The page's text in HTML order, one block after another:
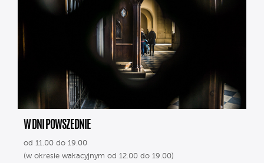
W DNI POWSZEDNIE
od 11.00 do 19.00
(w okresie wakacyjnym od 12.00 do 19.00)